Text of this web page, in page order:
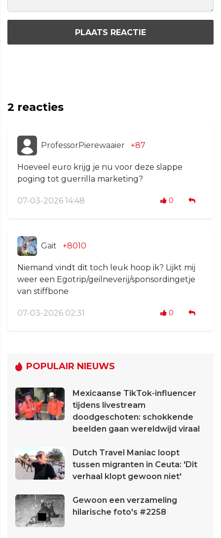
PLAATS REACTIE
2 reacties
ProfessorPierewaaier +87
Hoeveel euro krijg je nu voor deze slappe
poging tot guerrilla marketing?
07-03-2026 14:48 0
Gait +8010
Niemand vindt dit toch leuk hoop ik? Lijkt mij
weer een Egotrip/geilneverij/sponsordingetje
van stiffbone
07-03-2026 02:31 0
POPULAIR NIEUWS
Mexicaanse TikTok-influencer
tijdens livestream
doodgeschoten: schokkende
beelden gaan wereldwijd viraal
Dutch Travel Maniac loopt
tussen migranten in Ceuta: 'Dit
verhaal klopt gewoon niet'
Gewoon een verzameling
hilarische foto's #2258